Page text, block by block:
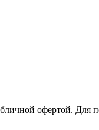
офертой. Для